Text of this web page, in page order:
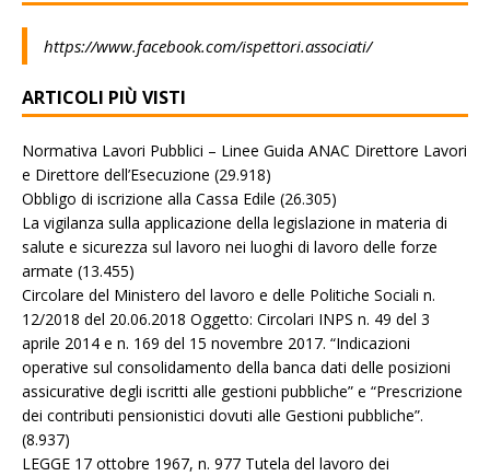
https://www.facebook.com/ispettori.associati/
ARTICOLI PIÙ VISTI
Normativa Lavori Pubblici – Linee Guida ANAC Direttore Lavori
e Direttore dell’Esecuzione (29.918)
Obbligo di iscrizione alla Cassa Edile (26.305)
La vigilanza sulla applicazione della legislazione in materia di
salute e sicurezza sul lavoro nei luoghi di lavoro delle forze
armate (13.455)
Circolare del Ministero del lavoro e delle Politiche Sociali n.
12/2018 del 20.06.2018 Oggetto: Circolari INPS n. 49 del 3
aprile 2014 e n. 169 del 15 novembre 2017. “Indicazioni
operative sul consolidamento della banca dati delle posizioni
assicurative degli iscritti alle gestioni pubbliche” e “Prescrizione
dei contributi pensionistici dovuti alle Gestioni pubbliche”.
(8.937)
LEGGE 17 ottobre 1967, n. 977 Tutela del lavoro dei